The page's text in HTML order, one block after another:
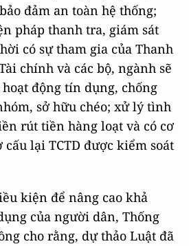
đảm an toàn hệ thống;
pháp thanh tra, giám sát
có sự tham gia của Thanh
chính và các bộ, ngành sẽ
động tín dụng, chống
sở hữu chéo; xử lý tình
rút tiền hàng loạt và có cơ
cấu lại TCTD được kiểm soát
kiện để nâng cao khả
của người dân, Thống
cho rằng, dự thảo Luật đã